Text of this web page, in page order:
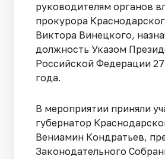
руководителям органов
прокурора
Виктора Винецкого,
должность Указом
Российской Федерации
года.
В мероприятии приняли
губернатор
Вениамин Кондратьев,
Законодательного